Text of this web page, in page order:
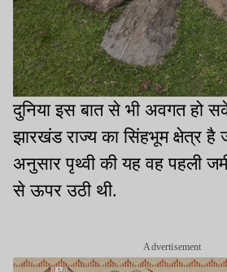
दुनिया इस बात से भी अवगत हो
झारखंड राज्य का सिंहभूम क्षेत्र है
अनुसार पृथ्वी की यह वह पहली
से ऊपर उठी थी.
Advertisement